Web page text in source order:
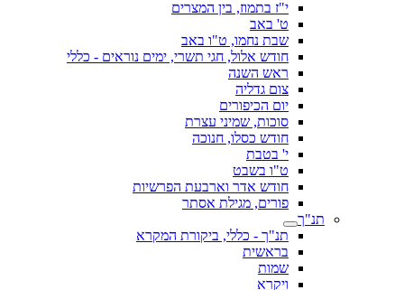
י"ז בתמוז, בין המצרים
ט' באב
שבת נחמו, ט"ו באב
חודש אלול, חגי תשרי, ימים נוראים - כללי
ראש השנה
צום גדליה
יום הכיפורים
סוכות, שמיני עצרת
חודש כסלו, חנוכה
י' בטבת
ט"ו בשבט
חודש אדר וארבעת הפרשיות
פורים, מגילת אסתר
תנ"ך
תנ"ך - כללי, ביקורת המקרא
בראשית
שמות
ויקרא